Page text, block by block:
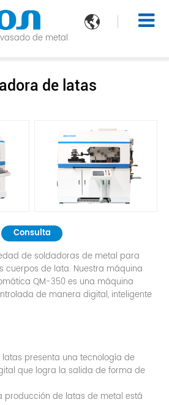

de metal
de latas
Consulta
de soldadoras de metal para
cuerpos de lata. Nuestra máquina
QM-350 es una máquina
de manera digital, inteligente
latas presenta una tecnología de
que logra la salida de forma de
producción de latas de metal está